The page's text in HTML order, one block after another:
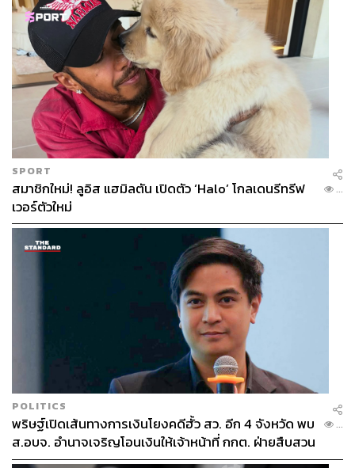
SPORT
สมาชิกใหม่! ลูอิส แฮมิลตัน เปิดตัว ‘Halo’ โกลเดนรีทรีฟ
เวอร์ตัวใหม่
...
POLITICS
พริษฐ์เปิดเส้นทางการเงินโยงคดีฮั้ว สว. อีก 4 จังหวัด พบ
ส.อบจ. อำนาจเจริญโอนเงินให้เจ้าหน้าที่ กกต. ฝ่ายสืบสวน
...